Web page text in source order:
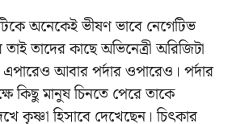
অনেকেই ভীষণ ভাবে নেগেটিভ
তাদের কাছে অভিনেত্রী অরিজিটা
এপারেও আবার পর্দার ওপারেও। পর্দার
কিছু মানুষ চিনতে পেরে তাকে
কৃষ্ণা হিসাবে দেখেছেন। চিৎকার